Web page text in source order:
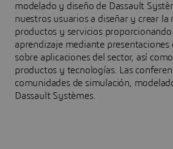
modelado y diseño de Dassault
nuestros usuarios a diseñar y crear la
productos y servicios
aprendizaje mediante presentaciones
sobre aplicaciones del sector, así
productos y tecnologías. Las
comunidades de simulación,
Dassault Systèmes.